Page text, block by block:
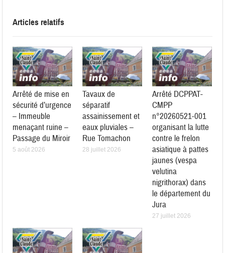
Articles relatifs
Arrêté de mise en
sécurité d’urgence
– Immeuble
menaçant ruine –
Passage du Miroir
5 août 2026
Tavaux de
séparatif
assainissement et
eaux pluviales –
Rue Tomachon
28 juillet 2026
Arrêté DCPPAT-
CMPP
n°20260521-001
organisant la lutte
contre le frelon
asiatique à pattes
jaunes (vespa
velutina
nigrithorax) dans
le département du
Jura
27 juillet 2026